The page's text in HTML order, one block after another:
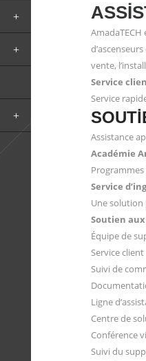
vente,
Service
Service
Assistance
Académie
Service
Une
Soutien
Équipe de
Service client
Suivi de
Ligne
Centre de
Conférence
Suivi du